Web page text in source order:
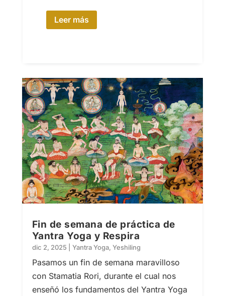
Leer más
Fin de semana de práctica de
Yantra Yoga y Respira
dic 2, 2025 Yantra Yoga, Yeshiling
Pasamos un fin de semana maravilloso
con Stamatia Rori, durante el cual nos
enseñó los fundamentos del Yantra Yoga